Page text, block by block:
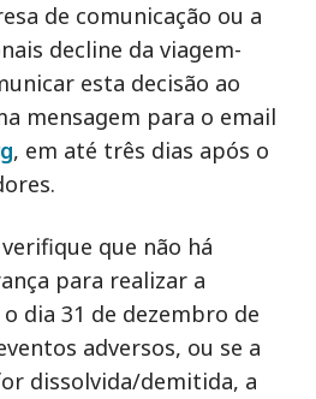
de comunicação ou a
decline da viagem-
esta decisão ao
mensagem para o email
, em até três dias após o
verifique que não há
para realizar a
dia 31 de dezembro de
adversos, ou se a
dissolvida/demitida, a